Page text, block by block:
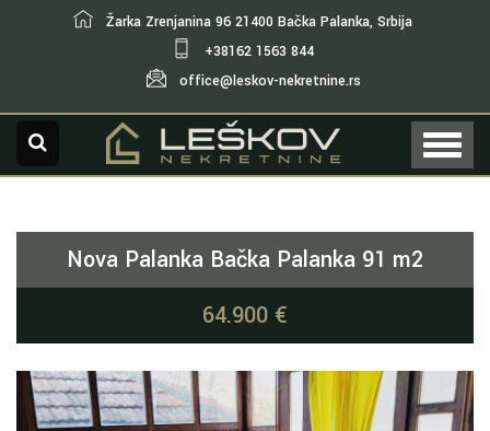
Žarka Zrenjanina 96 21400 Bačka Palanka, Srbija
+38162 1563 844
office@leskov-nekretnine.rs
Nova Palanka Bačka Palanka 91 m2
64.900 €